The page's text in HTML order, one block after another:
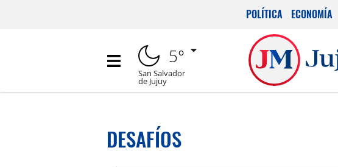
POLÍTICA ECONOMÍA
5°
San Salvador
de Jujuy
DESAFÍOS